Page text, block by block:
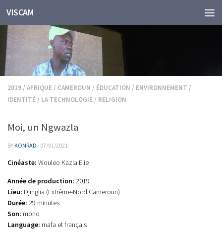
Skip to content
VISCAM
2019 / AFRIQUE / CAMEROUN / ÉDUCATION / ENVIRONNEMENT /
IDENTITÉ / LA TECHNOLOGIE / RELIGION
Moi, un Ngwazla
BYKONRAD · 07/01/2021
Cinéaste: Wouleo Kazla Elie
Année de production: 2019
Lieu: Djinglia (Extrême-Nord Cameroun)
Durée: 29 minutes
Son: mono
Language: mafa et français